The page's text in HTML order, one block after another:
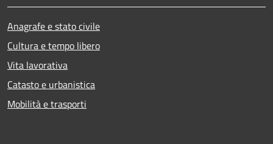
Anagrafe e stato civile
Cultura e tempo libero
Vita lavorativa
Catasto e urbanistica
Mobilità e trasporti